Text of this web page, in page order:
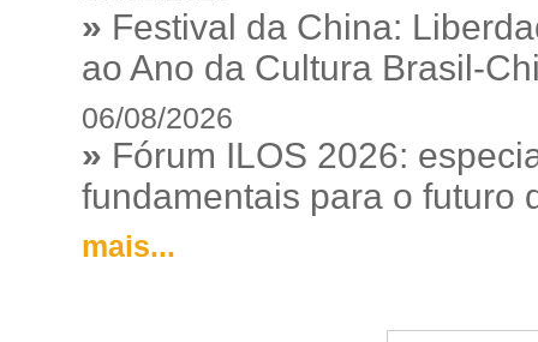
» Festival da China:
ao Ano da Cultura Brasil-
06/08/2026
» Fórum ILOS 2026:
fundamentais para o futuro
mais...